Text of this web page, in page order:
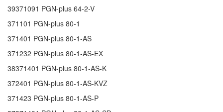
39371091 PGN-plus 64-2-V
371101 PGN-plus 80-1
371401 PGN-plus 80-1-AS
371232 PGN-plus 80-1-AS-EX
38371401 PGN-plus 80-1-AS-K
372401 PGN-plus 80-1-AS-KVZ
371423 PGN-plus 80-1-AS-P